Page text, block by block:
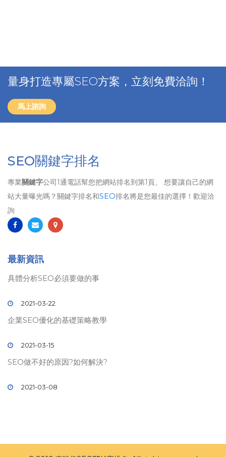
量身打造專屬SEO方案，立刻免費洽詢！
馬上諮詢
SEO關鍵字排名
專業關鍵字公司1通電話幫您把網站排名到第1頁、 想要讓自己的網
站大量曝光嗎？關鍵字排名和SEO排名將是您最佳的選擇！歡迎洽
詢
最新資訊
具體分析SEO必須要做的事
2021-03-22
企業SEO優化的基礎策略教學
2021-03-15
SEO做不好的原因?如何解決?
2021-03-08